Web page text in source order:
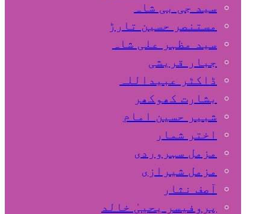
سید جی بی شاہ
مستنصر حسین تارڑ
سید مظہر علی شاہ
جبار قریشی
ڈاکٹر عبیداللہ
بشارت کھوکھر
شبیر حسین امام
اختر شمار
مزمل سہروردی
مزمل شیرازی
آصف نثار
پروفیسر یحییٰ خالد